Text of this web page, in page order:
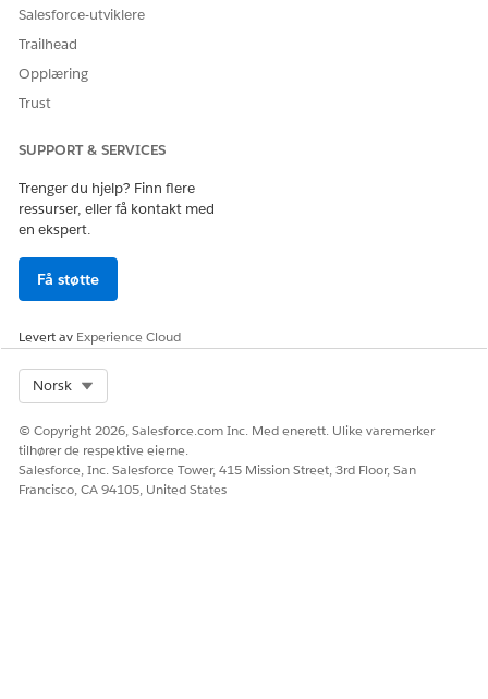
Salesforce-utviklere
Trailhead
Opplæring
Trust
SUPPORT & SERVICES
Trenger du hjelp? Finn flere
ressurser, eller få kontakt med
en ekspert.
Få støtte
Levert av Experience Cloud
Norsk
© Copyright 2026, Salesforce.com Inc. Med enerett. Ulike varemerker
tilhører de respektive eierne.
Salesforce, Inc. Salesforce Tower, 415 Mission Street, 3rd Floor, San
Francisco, CA 94105, United States